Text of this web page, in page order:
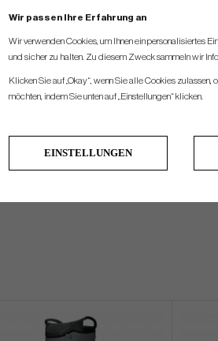
Wir passen Ihre Erfahrung an
Wir verwenden Cookies, um Ihnen ein personalisiertes
und sicher zu halten. Zu diesem Zweck sammeln wir
Klicken Sie auf „Okay“, wenn Sie alle Cookies
möchten, indem Sie unten auf „Einstellungen“ klicken.
EINSTELLUNGEN